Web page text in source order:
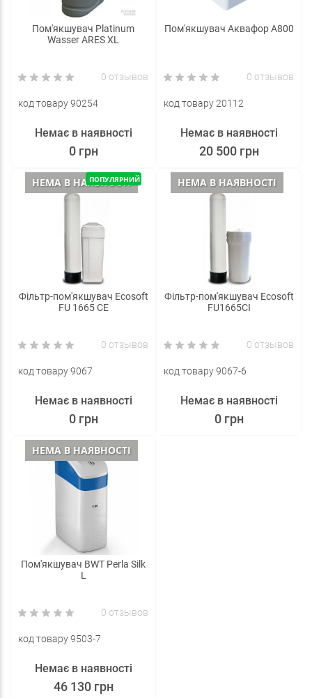
Пом'якшувач Platinum
Wasser ARES XL
0 отзывов
код товару 90254
0 грн
Немає в наявності
Пом'якшувач Аквафор А800
0 отзывов
код товару 20112
20 500 грн
Немає в наявності
НЕМА В НАЯВНОСТІ
ПОПУЛЯРНИЙ
Фільтр-пом'якшувач Ecosoft
FU 1665 CE
0 отзывов
код товару 9067
0 грн
Немає в наявності
НЕМА В НАЯВНОСТІ
Фільтр-пом'якшувач Ecosoft
FU1665CI
0 отзывов
код товару 9067-6
0 грн
Немає в наявності
НЕМА В НАЯВНОСТІ
Пом'якшувач BWT Perla Silk
L
0 отзывов
код товару 9503-7
46 130 грн
Немає в наявності